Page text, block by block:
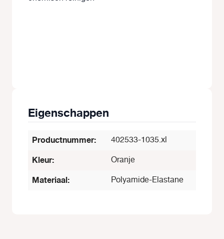
Eigenschappen
Productnummer: 402533-1035.xl
Kleur: Oranje
Materiaal: Polyamide-Elastane